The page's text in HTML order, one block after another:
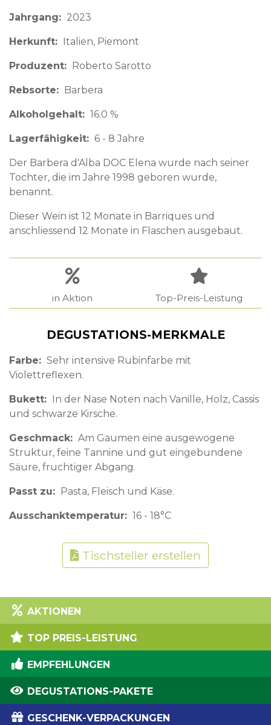
Jahrgang 2023
Herkunft Italien Piemont
Produzent Roberto Sarotto
Rebsorte Barbera
Alkoholgehalt 16.0 %
Lagerfähigkeit 6 - 8 Jahre
Der Barbera d'Alba DOC Elena wurde nach seiner
Tochter, die im Jahre 1998 geboren wurde,
benannt.
Dieser Wein ist 12 Monate in Barriques und
anschliessend 12 Monate in Flaschen ausgebaut.
in Aktion Top-Preis-Leistung
DEGUSTATIONS-MERKMALE
Farbe
Sehr intensive Rubinfarbe mit
Violettreflexen.
Bukett
In der Nase Noten nach Vanille, Holz, Cassis
und schwarze Kirsche.
Geschmack
Am Gaumen eine ausgewogene
Struktur, feine Tannine und gut eingebundene
Säure, fruchtiger Abgang.
Passt zu Pasta, Fleisch und Käse.
Ausschanktemperatur 16 - 18°C
Tischsteller erstellen
AKTIONEN
TOP PREIS-LEISTUNG
EMPFEHLUNGEN
DEGUSTATIONS-PAKETE
GESCHENK-VERPACKUNGEN